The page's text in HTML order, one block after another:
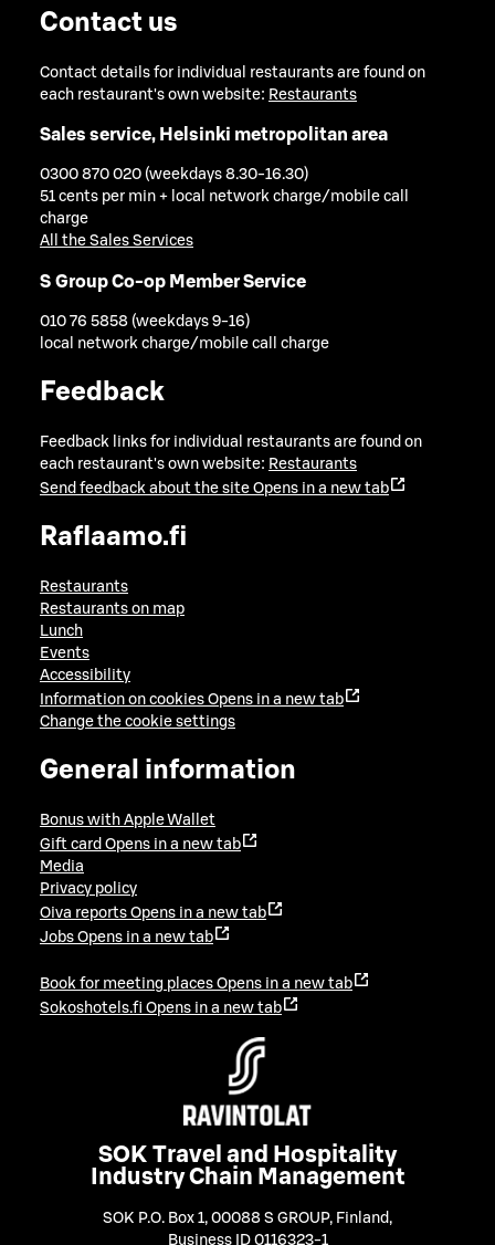
Contact us
Contact details for individual restaurants are found on
each restaurant's own website: Restaurants
Sales service, Helsinki metropolitan area
0300 870 020 (weekdays 8.30-16.30)
51 cents per min + local network charge/mobile call
charge
All the Sales Services
S Group Co-op Member Service
010 76 5858 (weekdays 9-16)
local network charge/mobile call charge
Feedback
Feedback links for individual restaurants are found on
each restaurant's own website: Restaurants
Send feedback about the site Opens in a new tab
Raflaamo.fi
Restaurants
Restaurants on map
Lunch
Events
Accessibility
Information on cookies Opens in a new tab
Change the cookie settings
General information
Bonus with Apple Wallet
Gift card Opens in a new tab
Media
Privacy policy
Oiva reports Opens in a new tab
Jobs Opens in a new tab
Book for meeting places Opens in a new tab
Sokoshotels.fi Opens in a new tab
SOK Travel and Hospitality
Industry Chain Management
SOK P.O. Box 1, 00088 S GROUP, Finland ,
Business ID 0116323-1